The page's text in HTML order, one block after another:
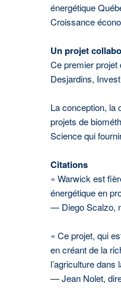
énergétique
Croissance
Un projet
Ce premier projet
Desjardins,
La conception, la
projets de
Science qui
Citations
« Warwick est
énergétique en
— Diego Scalzo,
« Ce projet, qui
en créant de la
l’agriculture
— Jean Nolet,